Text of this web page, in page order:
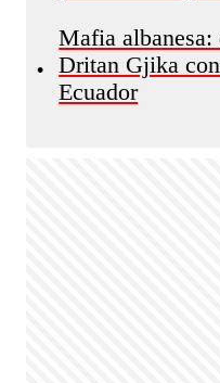
•
Mafia albanesa:
Dritan Gjika
Ecuador